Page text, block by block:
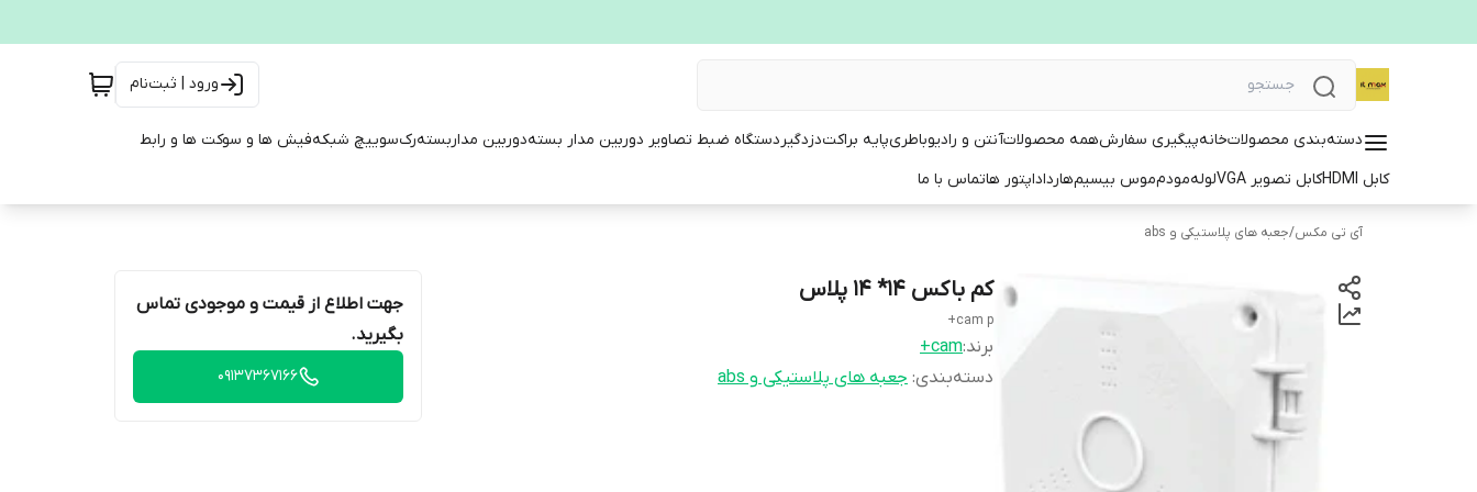
ورود | ثبت‌نام
دسته‌بندی محصولاتخانهپیگیری سفارشهمه محصولاتآنتن و رادیوباطریپایه براکتدزدگیردستگاه ضبط تصاویر دوربین مدار بستهدوربین مداربستهرکسوییچ شبکهفیش ها و سوکت ها و رابط
کابل HDMI
کابل تصویر VGA لولهمودمموس بیسیمهارداداپتور هاتماس با ما
آی تی مکس/جعبه های پلاستیکی و abs
کم باکس 14* 14 پلاس
cam p+
برند:cam+
دسته‌بندی: جعبه های پلاستیکی و abs
جهت اطلاع از قیمت و موجودی تماس
بگیرید.
09137367166